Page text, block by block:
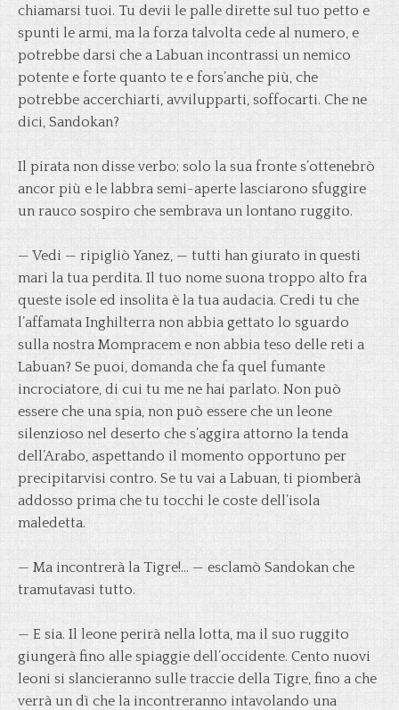
chiamarsi tuoi. Tu devii le palle dirette sul tuo petto e
spunti le armi, ma la forza talvolta cede al numero, e
potrebbe darsi che a Labuan incontrassi un nemico
potente e forte quanto te e fors’anche più, che
potrebbe accerchiarti, avvilupparti, soffocarti. Che ne
dici, Sandokan?
Il pirata non disse verbo; solo la sua fronte s’ottenebrò
ancor più e le labbra semi-aperte lasciarono sfuggire
un rauco sospiro che sembrava un lontano ruggito.
— Vedi — ripigliò Yanez, — tutti han giurato in questi
mari la tua perdita. Il tuo nome suona troppo alto fra
queste isole ed insolita è la tua audacia. Credi tu che
l’affamata Inghilterra non abbia gettato lo sguardo
sulla nostra Mompracem e non abbia teso delle reti a
Labuan? Se puoi, domanda che fa quel fumante
incrociatore, di cui tu me ne hai parlato. Non può
essere che una spia, non può essere che un leone
silenzioso nel deserto che s’aggira attorno la tenda
dell’Arabo, aspettando il momento opportuno per
precipitarvisi contro. Se tu vai a Labuan, ti piomberà
addosso prima che tu tocchi le coste dell’isola
maledetta.
— Ma incontrerà la Tigre!… — esclamò Sandokan che
tramutavasi tutto.
— E sia. Il leone perirà nella lotta, ma il suo ruggito
giungerà fino alle spiaggie dell’occidente. Cento nuovi
leoni si slancieranno sulle traccie della Tigre, fino a che
verrà un dì che la incontreranno intavolando una